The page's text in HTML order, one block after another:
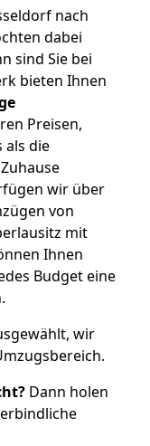
nach
dabei
sind Sie bei
bieten Ihnen
Preisen,
als die
wir über
von
mit
Ihnen
Budget eine
wir
Dann holen